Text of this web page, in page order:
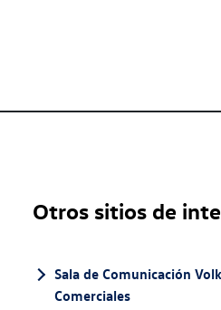
Otros sitios de
Sala de Comunicación
Comerciales